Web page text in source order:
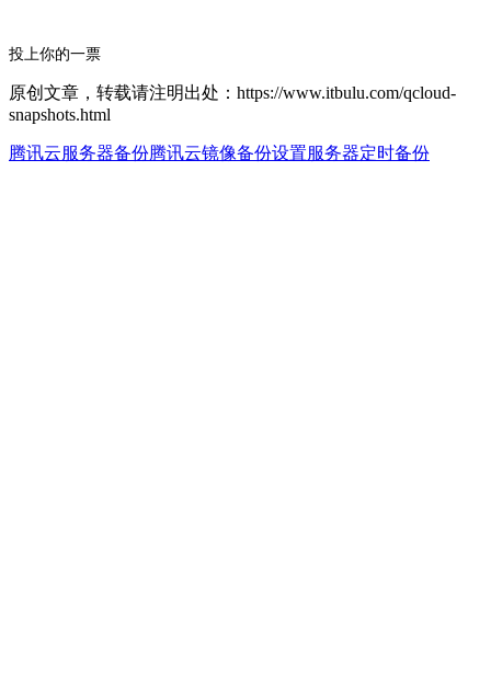
投上你的一票
原创文章，转载请注明出处：https://www.itbulu.com/qcloud-
snapshots.html
腾讯云服务器备份腾讯云镜像备份设置服务器定时备份